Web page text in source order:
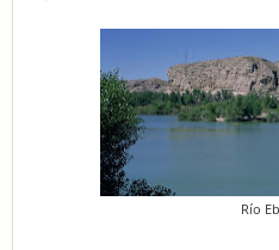
Río